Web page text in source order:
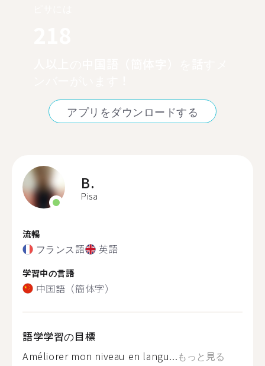
アプリをダウンロードする
B.
Pisa
流暢
フランス語 英語
学習中の言語
中国語（簡体字）
語学学習の目標
Améliorer mon niveau en langu...もっと見る